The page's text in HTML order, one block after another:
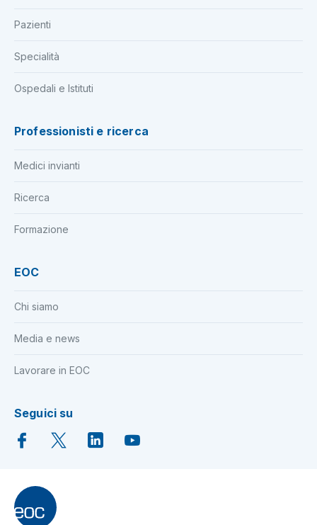
Pazienti
Specialità
Ospedali e Istituti
Professionisti e ricerca
Medici invianti
Ricerca
Formazione
EOC
Chi siamo
Media e news
Lavorare in EOC
Seguici su